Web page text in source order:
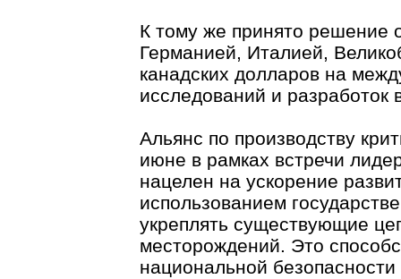
К тому же принято решение
Германией, Италией,
канадских долларов на
исследований и
Альянс по производству
июне в рамках встречи
нацелен на ускорение
использованием
укреплять существующие
месторождений. Это
национальной